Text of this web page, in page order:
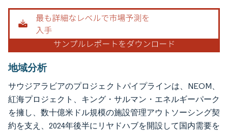
地域分析
サウジアラビアのプロジェクトパイプラインは、NEOM、
紅海プロジェクト、キング・サルマン・エネルギーパーク
を擁し、数十億米ドル規模の施設管理アウトソーシング契
約を支え、2024年後半にリヤドハブを開設して国内需要を